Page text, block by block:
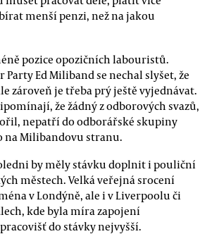
menší penzi, než na jakou
pozice opozičních labouristů.
Party Ed Miliband se nechal slyšet, že
zároveň je třeba prý ještě vyjednávat.
že žádný z odborových svazů,
nepatří do odborářské skupiny
na Milibandovu stranu.
by měly stávku doplnit i pouliční
městech. Velká veřejná srocení
v Londýně, ale i v Liverpoolu či
kde byla míra zapojení
do stávky nejvyšší.